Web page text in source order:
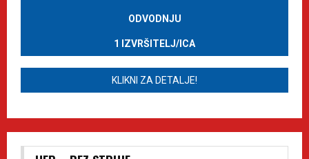
ODVODNJU
1 IZVRŠITELJ/ICA
KLIKNI ZA DETALJE!